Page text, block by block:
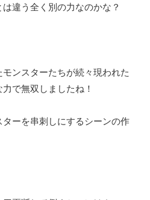
違う全く別の力なのかな？
ンスターたちが続々現われた
で無双しましたね！
ーを串刺しにするシーンの作